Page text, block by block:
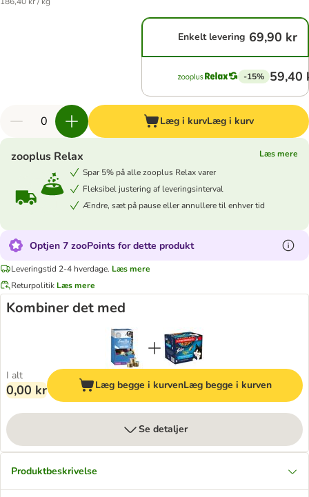
Enkelt levering 69,90 kr
-15% 59,40
Læg i kurvLæg i kurv
zooplus Relax
Læs mere
Spar 5% på alle zooplus Relax varer
Fleksibel justering af leveringsinterval
Ændre, sæt på pause eller annullere til enhver tid
Optjen 7 zooPoints for dette produkt
Leveringstid 2-4 hverdage. Læs mere
Returpolitik Læs mere
Kombiner det med
I alt
0,00 kr Læg begge i kurvenLæg begge i kurven
Se detaljer
Produktbeskrivelse